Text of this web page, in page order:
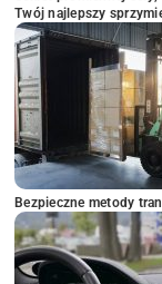
Twój najlepszy
Bezpieczne metody